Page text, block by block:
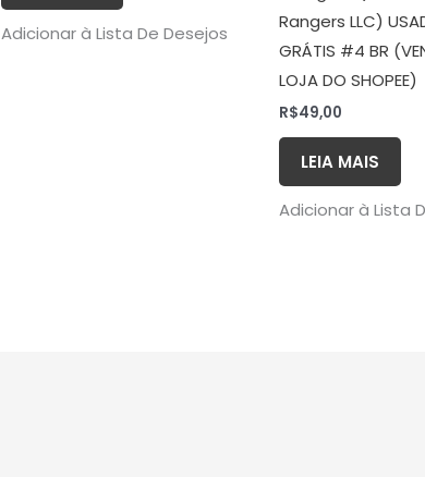
Adicionar à Lista De Desejos
Rangers LLC)
GRÁTIS #4 BR
LOJA DO SHOPEE)
R$49,00
LEIA MAIS
Adicionar à Lista